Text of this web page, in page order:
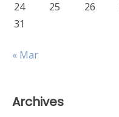
24
25 26
31
« Mar
Archives